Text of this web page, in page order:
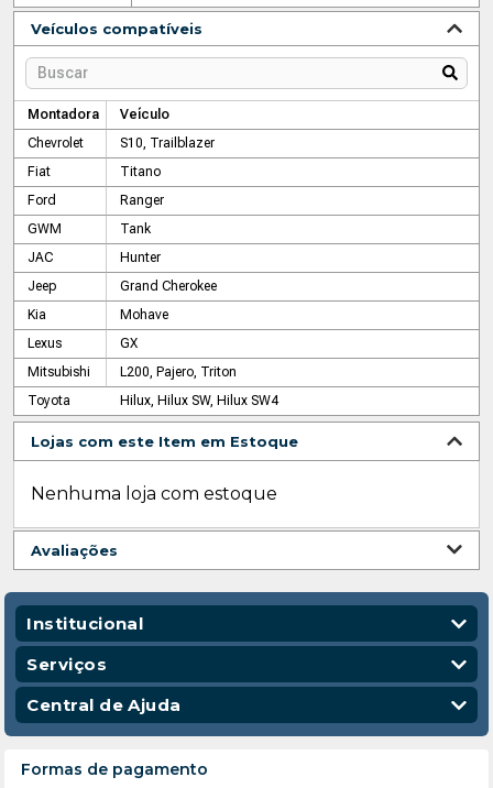
Veículos compatíveis
Montadora
Veículo
Chevrolet
S10, Trailblazer
Fiat
Titano
Ford
Ranger
GWM
Tank
JAC
Hunter
Jeep
Grand Cherokee
Kia
Mohave
Lexus
GX
Mitsubishi
L200, Pajero, Triton
Toyota
Hilux, Hilux SW, Hilux SW4
Lojas com este Item em Estoque
Nenhuma loja com estoque
Avaliações
Institucional
Quem Somos
Nossas Lojas
Código de Conduta
Serviços
Vendas Corporativas
Entregas
Central de Ajuda
Política de Privacidade
Política de Troca e Devolução
Formas de pagamento